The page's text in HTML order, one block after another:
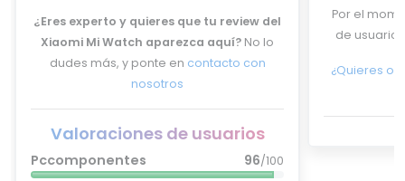
¿Eres experto y quieres que tu review del
Xiaomi Mi Watch aparezca aquí? No lo
dudes más, y ponte en contacto con
nosotros
Valoraciones de usuarios
Pccomponentes 96/100
Por el
de
¿Quieres